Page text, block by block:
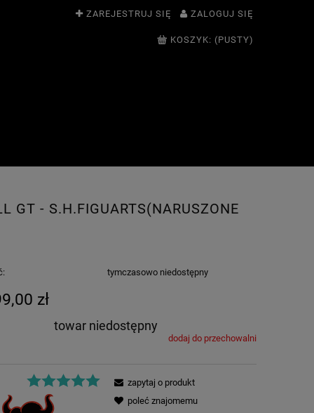
ZAREJESTRUJ SIĘ ZALOGUJ SIĘ
KOSZYK: (PUSTY)
GT - S.H.FIGUARTS(NARUSZONE
tymczasowo niedostępny
zł
towar niedostępny
dodaj do przechowalni
zapytaj o produkt
poleć znajomemu